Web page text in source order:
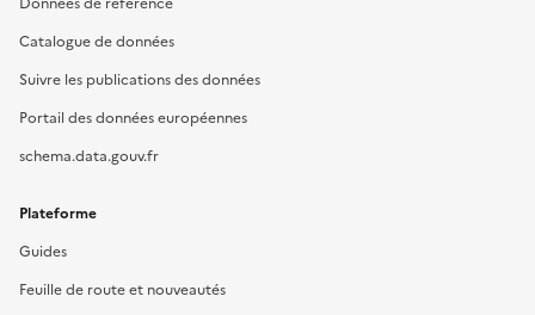
Catalogue de données
Suivre les publications des données
Portail des données européennes
schema.data.gouv.fr
Plateforme
Guides
Feuille de route et nouveautés